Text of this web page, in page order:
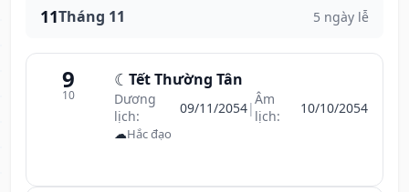
11Tháng 11 5 ngày lễ
9
10
☾ Tết Thường Tân
Dương
lịch:
09/11/2054|Âm
lịch:
10/10/2054
☁Hắc đạo